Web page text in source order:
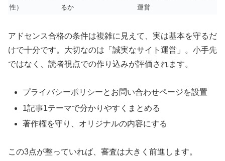
性）
るか
運営
アドセンス合格の条件は複雑に見えて、実は基本を守るだ
けで十分です。大切なのは「誠実なサイト運営」。小手先
ではなく、読者視点での作り込みが評価されます。
プライバシーポリシーとお問い合わせページを設置
1記事1テーマで分かりやすくまとめる
著作権を守り、オリジナルの内容にする
この3点が整っていれば、審査は大きく前進します。